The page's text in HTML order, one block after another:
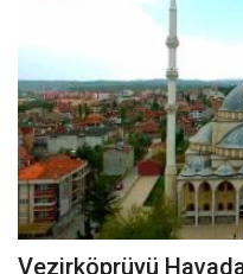
Vezirköprüyü